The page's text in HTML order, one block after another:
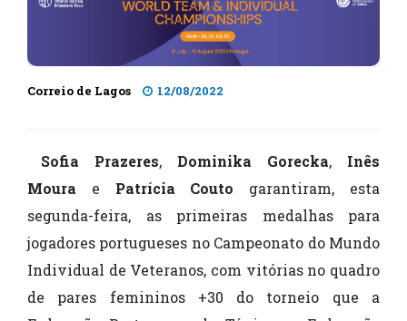
Correio de Lagos 12/08/2022
Sofia Prazeres, Dominika Gorecka, Inês
Moura e Patrícia Couto garantiram, esta
segunda-feira, as primeiras medalhas para
jogadores portugueses no Campeonato do Mundo
Individual de Veteranos, com vitórias no quadro
de pares femininos +30 do torneio que a